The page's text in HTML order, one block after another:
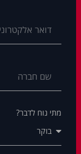
מתי נוח לדבר?